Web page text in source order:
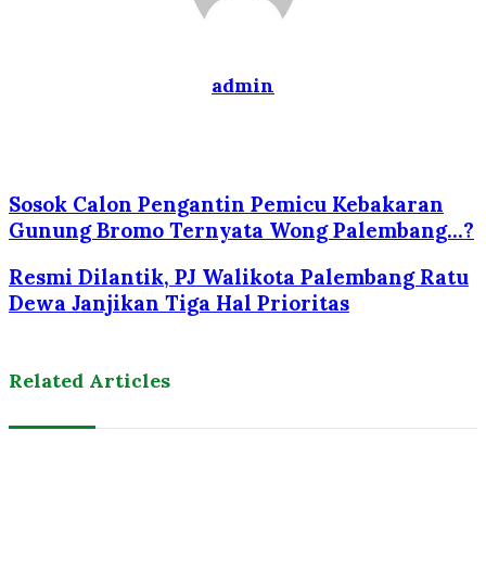
admin
Sosok Calon Pengantin Pemicu Kebakaran
Gunung Bromo Ternyata Wong Palembang...?
Resmi Dilantik, PJ Walikota Palembang Ratu
Dewa Janjikan Tiga Hal Prioritas
Related Articles